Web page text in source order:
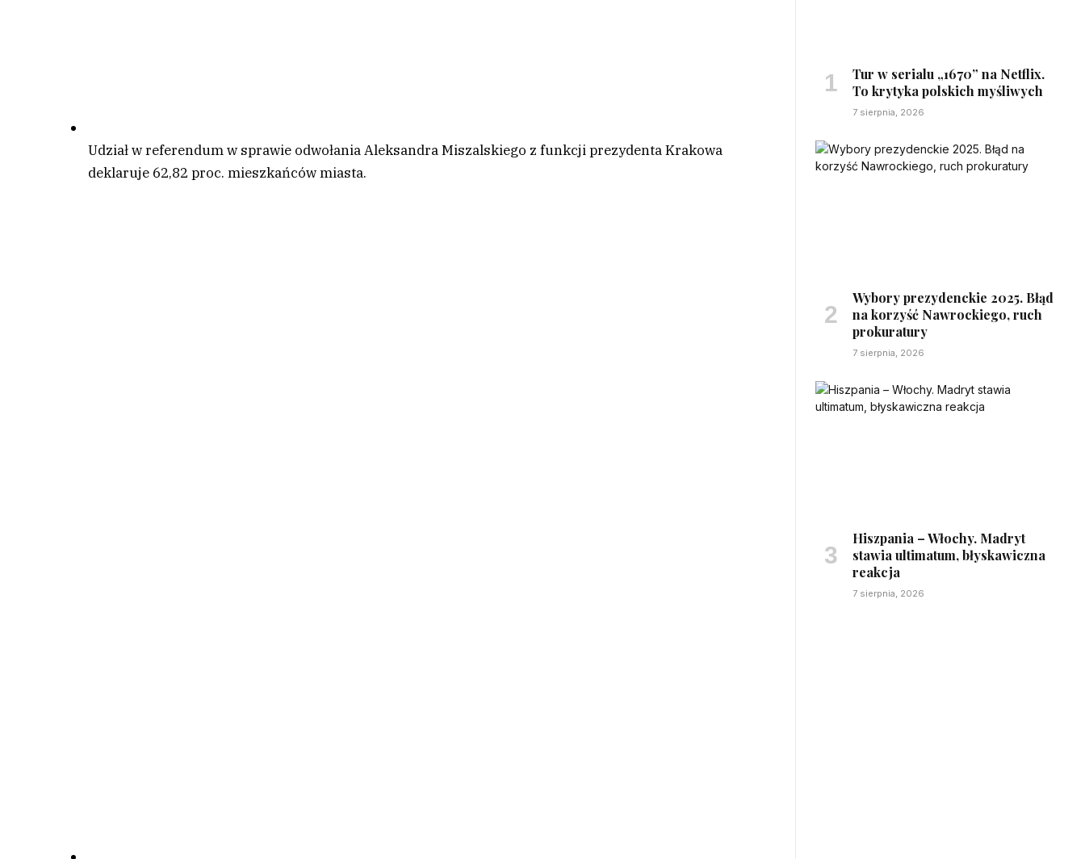
Udział w referendum w sprawie odwołania Aleksandra Miszalskiego z funkcji prezydenta Krakowa
deklaruje 62,82 proc. mieszkańców miasta.
Tur w serialu „1670” na Netflix.
To krytyka polskich myśliwych
7 sierpnia, 2026
Wybory prezydenckie 2025. Błąd
na korzyść Nawrockiego, ruch
prokuratury
7 sierpnia, 2026
Hiszpania – Włochy. Madryt
stawia ultimatum, błyskawiczna
reakcja
7 sierpnia, 2026